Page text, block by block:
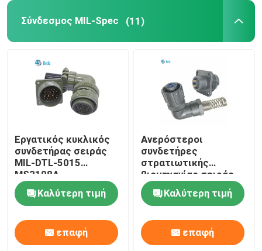
Σύνδεσμος MIL-Spec (11)
Εργατικός κυκλικός
συνδετήρας σειράς
MIL-DTL-5015
MS3108A
Καλύτερη τιμή
επαφή
Ανερόστεροι
συνδετήρες
στρατιωτικής
βιομηχανίας σειράς
FQ 18 2~7Pins και
12PinsΚαλύτερη τιμή
επαφή